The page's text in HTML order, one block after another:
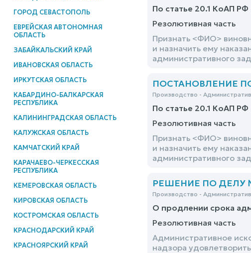
ГОРОД СЕВАСТОПОЛЬ
ЕВРЕЙСКАЯ АВТОНОМНАЯ
ОБЛАСТЬ
ЗАБАЙКАЛЬСКИЙ КРАЙ
ИВАНОВСКАЯ ОБЛАСТЬ
ИРКУТСКАЯ ОБЛАСТЬ
КАБАРДИНО-БАЛКАРСКАЯ
РЕСПУБЛИКА
КАЛИНИНГРАДСКАЯ ОБЛАСТЬ
КАЛУЖСКАЯ ОБЛАСТЬ
КАМЧАТСКИЙ КРАЙ
КАРАЧАЕВО-ЧЕРКЕССКАЯ
РЕСПУБЛИКА
КЕМЕРОВСКАЯ ОБЛАСТЬ
КИРОВСКАЯ ОБЛАСТЬ
КОСТРОМСКАЯ ОБЛАСТЬ
КРАСНОДАРСКИЙ КРАЙ
КРАСНОЯРСКИЙ КРАЙ
По статье 20.1 КоАП РФ
Резолютивная часть
Признать <ФИО>
и назначить ему
административного
ПОСТАНОВЛЕНИЕ
Производство -
По статье 20.1 КоАП РФ
Резолютивная часть
Признать <ФИО>
и назначить ему
административного
РЕШЕНИЕ ПО ДЕЛУ №
Производство -
О продлении срока
Резолютивная часть
Административное
надзора удовлетворить